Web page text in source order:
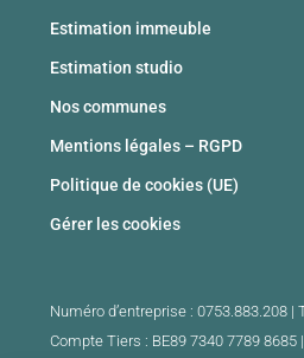
Estimation immeuble
Estimation studio
Nos communes
Mentions légales – RGPD
Politique de cookies (UE)
Gérer les cookies
Numéro d’entreprise : 0753.883.208 |
Compte Tiers : BE89 7340 7789 8685